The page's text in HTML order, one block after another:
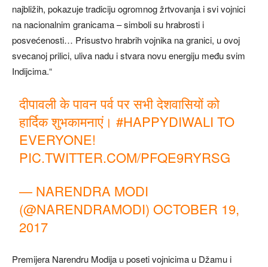
najbližih, pokazuje tradiciju ogromnog žrtvovanja i svi vojnici
na nacionalnim granicama – simboli su hrabrosti i
posvećenosti… Prisustvo hrabrih vojnika na granici, u ovoj
svecanoj prilici, uliva nadu i stvara novu energiju među svim
Indijcima.“
दीपावली के पावन पर्व पर सभी देशवासियों को
हार्दिक शुभकामनाएं।#HAPPYDIWALI TO
EVERYONE!
PIC.TWITTER.COM/PFQE9RYRSG
— NARENDRA MODI
(@NARENDRAMODI)OCTOBER 19,
2017
Premijera Narendru Modija u poseti vojnicima u Džamu i